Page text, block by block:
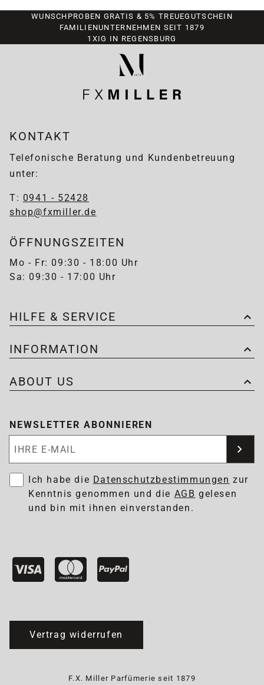
WUNSCHPROBEN GRATIS & 5% TREUEGUTSCHEIN
FAMILIENUNTERNEHMEN SEIT 1879
1XIG IN REGENSBURG
KONTAKT
Telefonische Beratung und Kundenbetreuung
unter:
T: 0941 - 52428
shop@fxmiller.de
ÖFFNUNGSZEITEN
Mo - Fr: 09:30 - 18:00 Uhr
Sa: 09:30 - 17:00 Uhr
HILFE & SERVICE
INFORMATION
ABOUT US
NEWSLETTER ABONNIEREN
Ich habe die Datenschutzbestimmungen zur
Kenntnis genommen und die AGB gelesen
und bin mit ihnen einverstanden.
Vertrag widerrufen
F.X. Miller Parfümerie seit 1879